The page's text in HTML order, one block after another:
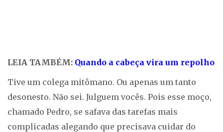
LEIA TAMBÉM: Quando a cabeça vira um repolho
Tive um colega mitômano. Ou apenas um tanto
desonesto. Não sei. Julguem vocês. Pois esse moço,
chamado Pedro, se safava das tarefas mais
complicadas alegando que precisava cuidar do